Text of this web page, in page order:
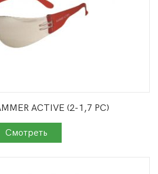
ACTIVE (2-1,7 PC)